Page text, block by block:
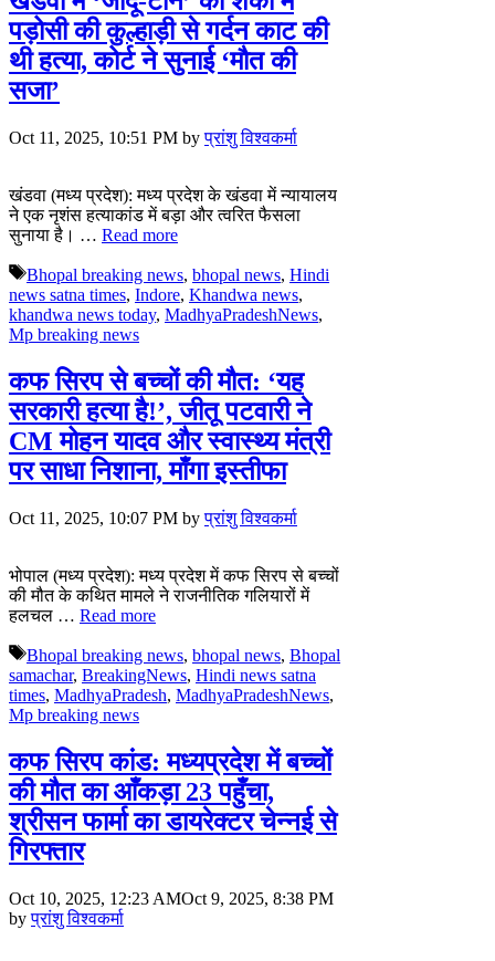
पड़ोसी की कुल्हाड़ी से गर्दन काट की
थी हत्या, कोर्ट ने सुनाई ‘मौत की
सजा’
Oct 11, 2025, 10:51 PM byप्रांशु विश्वकर्मा
खंडवा (मध्य प्रदेश): मध्य प्रदेश के खंडवा में न्यायालय
ने एक नृशंस हत्याकांड में बड़ा और त्वरित फैसला
सुनाया है। … Read more
Tags
Bhopal breaking news, bhopal news, Hindi
news satna times, Indore, Khandwa news,
khandwa news today, MadhyaPradeshNews,
Mp breaking news
कफ सिरप से बच्चों की मौत: ‘यह
सरकारी हत्या है!’, जीतू पटवारी ने
CM मोहन यादव और स्वास्थ्य मंत्री
पर साधा निशाना, माँगा इस्तीफा
Oct 11, 2025, 10:07 PM byप्रांशु विश्वकर्मा
भोपाल (मध्य प्रदेश): मध्य प्रदेश में कफ सिरप से बच्चों
की मौत के कथित मामले ने राजनीतिक गलियारों में
हलचल … Read more
Tags
Bhopal breaking news, bhopal news, Bhopal
samachar, BreakingNews, Hindi news satna
times, MadhyaPradesh, MadhyaPradeshNews,
Mp breaking news
कफ सिरप कांड: मध्यप्रदेश में बच्चों
की मौत का आँकड़ा 23 पहुँचा,
श्रीसन फार्मा का डायरेक्टर चेन्नई से
गिरफ्तार
Oct 10, 2025, 12:23 AMOct 9, 2025, 8:38 PM
byप्रांशु विश्वकर्मा